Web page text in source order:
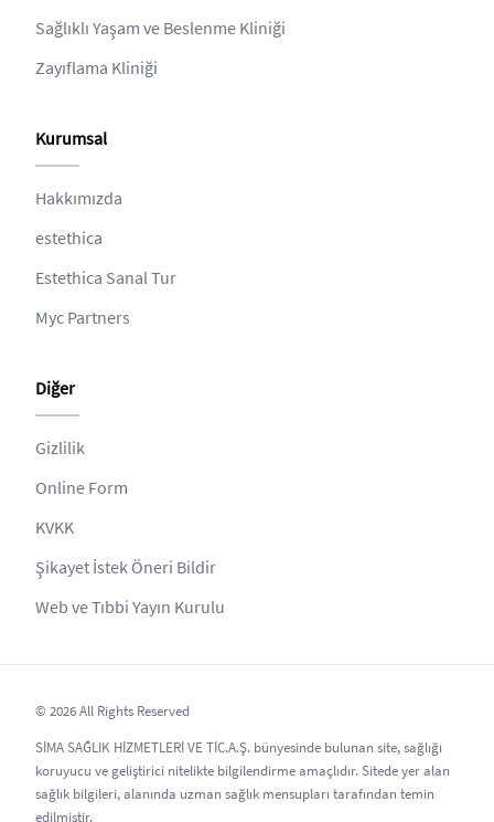
Sağlıklı Yaşam ve Beslenme Kliniği
Zayıflama Kliniği
Kurumsal
Hakkımızda
estethica
Estethica Sanal Tur
Myc Partners
Diğer
Gizlilik
Online Form
KVKK
Şikayet İstek Öneri Bildir
Web ve Tıbbi Yayın Kurulu
© 2026 All Rights Reserved
SİMA SAĞLIK HİZMETLERİ VE TİC.A.Ş. bünyesinde bulunan site, sağlığı
koruyucu ve geliştirici nitelikte bilgilendirme amaçlıdır. Sitede yer alan
sağlık bilgileri, alanında uzman sağlık mensupları tarafından temin
edilmiştir.